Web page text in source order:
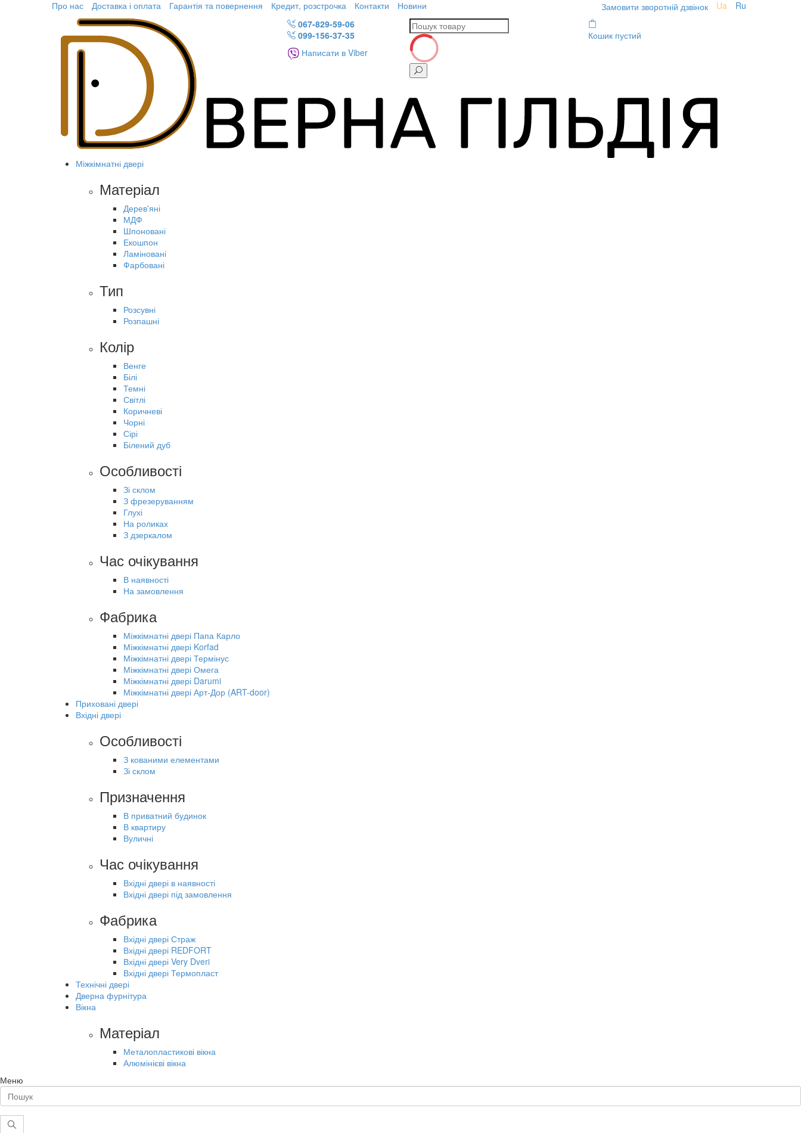
Про нас Доставка і оплата Гарантія та повернення Кредит, розстрочка Контакти Новини Замовити зворотній дзвінок Ua
Ru
067-829-59-06
099-156-37-35
Написати в Viber
Кошик пустий
Міжкімнатні двері
Матеріал
Дерев'яні
МДФ
Шпоновані
Екошпон
Ламіновані
Фарбовані
Тип
Розсувні
Розпашні
Колір
Венге
Білі
Темні
Світлі
Коричневі
Чорні
Сірі
Білений дуб
Особливості
Зі склом
З фрезеруванням
Глухі
На роликах
З дзеркалом
Час очікування
В наявності
На замовлення
Фабрика
Міжкімнатні двері Папа Карло
Міжкімнатні двері Korfad
Міжкімнатні двері Термінус
Міжкімнатні двері Омега
Міжкімнатні двері Darumi
Міжкімнатні двері Арт-Дор (ART-door)
Приховані двері
Вхідні двері
Особливості
З кованими елементами
Зі склом
Призначення
В приватний будинок
В квартиру
Вуличні
Час очікування
Вхідні двері в наявності
Вхідні двері під замовлення
Фабрика
Вхідні двері Страж
Вхідні двері REDFORT
Вхідні двері Very Dveri
Вхідні двері Термопласт
Технічні двері
Дверна фурнітура
Вікна
Матеріал
Металопластикові вікна
Алюмінієві вікна
Меню